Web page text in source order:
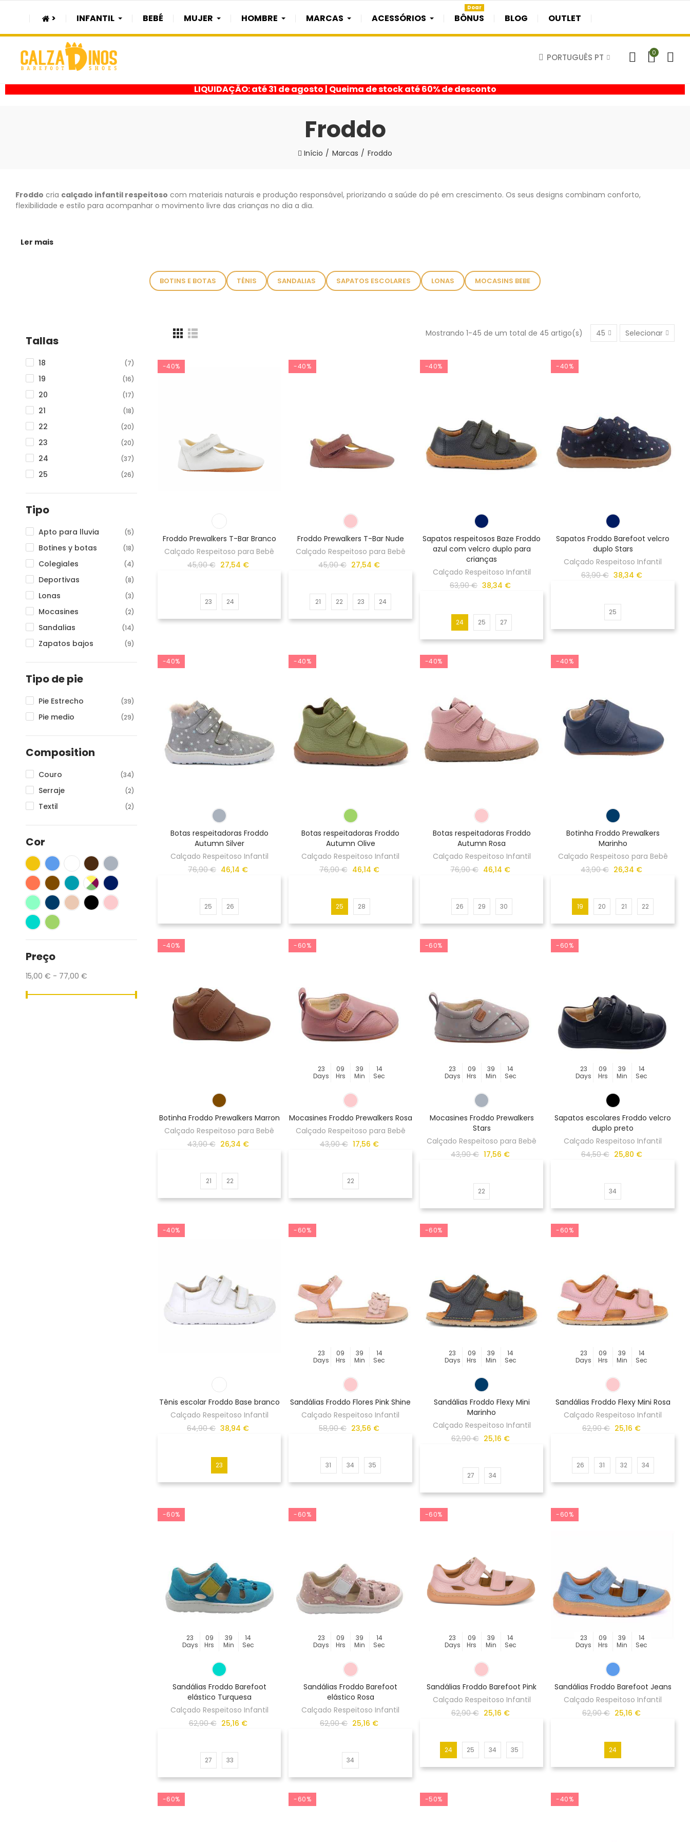
> INFANTIL BEBÉ MUJER HOMBRE MARCAS ACESSÓRIOS BÔNUS
Doar
BLOG OUTLET
PORTUGUÊS PT 0
LIQUIDAÇÃO: até 31 de agosto | Queima de stock até 60% de desconto
Froddo
Início Marcas Froddo
Froddo cria calçado infantil respeitoso com materiais naturais e produção responsável, priorizando a saúde do pé em crescimento. Os seus designs combinam conforto,
flexibilidade e estilo para acompanhar o movimento livre das crianças no dia a dia.
Ler mais
BOTINS E BOTAS TÉNIS SANDALIAS SAPATOS ESCOLARES LONAS MOCASINS BEBE
Tallas
18 (7)
19 (16)
20 (17)
21 (18)
22 (20)
23 (20)
24 (37)
25 (26)
26
27
29 (26)
(26)
(26)
(26)
(26)
(25)
(25)
(9)
37
38
39 (3)
40 (3)
Tipo
Apto para lluvia (5)
Botines y botas (18)
Colegiales (4)
Deportivas (8)
Lonas (3)
Mocasines (2)
Sandalias (14)
Zapatos bajos (9)
Tipo de pie
Pie Estrecho (39)
Pie medio (29)
Composition
Couro (34)
Serraje (2)
Textil (2)
Cor
Preço
15,00 € - 77,00 €
Mostrando 1-45 de um total de 45 artigo(s) 45 Selecionar
-40%
Froddo Prewalkers T-Bar Branco
Calçado Respeitoso para Bebê
45,90 € 27,54 €
23 24
-40%
Froddo Prewalkers T-Bar Nude
Calçado Respeitoso para Bebê
45,90 € 27,54 €
21 22 23 24
-40%
Sapatos respeitosos Baze Froddo
azul com velcro duplo para
crianças
Calçado Respeitoso Infantil
63,90 € 38,34 €
24 25 27
-40%
Sapatos Froddo Barefoot velcro
duplo Stars
Calçado Respeitoso Infantil
63,90 € 38,34 €
25
-40%
Botas respeitadoras Froddo
Autumn Silver
Calçado Respeitoso Infantil
76,90 € 46,14 €
25 26
-40%
Botas respeitadoras Froddo
Autumn Olive
Calçado Respeitoso Infantil
76,90 € 46,14 €
25 28
-40%
Botas respeitadoras Froddo
Autumn Rosa
Calçado Respeitoso Infantil
76,90 € 46,14 €
26 29 30
-40%
Botinha Froddo Prewalkers
Marinho
Calçado Respeitoso para Bebê
43,90 € 26,34 €
19 20 21 22
-40%
Botinha Froddo Prewalkers Marron
Calçado Respeitoso para Bebê
43,90 € 26,34 €
21 22
-60%
23
Days
09
Hrs
39
Min
14
Sec
Mocasines Froddo Prewalkers Rosa
Calçado Respeitoso para Bebê
43,90 € 17,56 €
22
-60%
23
Days
09
Hrs
39
Min
14
Sec
Mocasines Froddo Prewalkers
Stars
Calçado Respeitoso para Bebê
43,90 € 17,56 €
22
-60%
23
Days
09
Hrs
39
Min
14
Sec
Sapatos escolares Froddo velcro
duplo preto
Calçado Respeitoso Infantil
64,50 € 25,80 €
34
-40%
Tênis escolar Froddo Base branco
Calçado Respeitoso Infantil
64,90 € 38,94 €
23
-60%
23
Days
09
Hrs
39
Min
14
Sec
Sandálias Froddo Flores Pink Shine
Calçado Respeitoso Infantil
58,90 € 23,56 €
31 34 35
-60%
23
Days
09
Hrs
39
Min
14
Sec
Sandálias Froddo Flexy Mini
Marinho
Calçado Respeitoso Infantil
62,90 € 25,16 €
27 34
-60%
23
Days
09
Hrs
39
Min
14
Sec
Sandálias Froddo Flexy Mini Rosa
Calçado Respeitoso Infantil
62,90 € 25,16 €
26 31 32 34
-60%
23
Days
09
Hrs
39
Min
14
Sec
Sandálias Froddo Barefoot
elástico Turquesa
Calçado Respeitoso Infantil
62,90 € 25,16 €
27 33
-60%
23
Days
09
Hrs
39
Min
14
Sec
Sandálias Froddo Barefoot
elástico Rosa
Calçado Respeitoso Infantil
62,90 € 25,16 €
34
-60%
23
Days
09
Hrs
39
Min
14
Sec
Sandálias Froddo Barefoot Pink
Calçado Respeitoso Infantil
62,90 € 25,16 €
24 25 34 35
-60%
23
Days
09
Hrs
39
Min
14
Sec
Sandálias Froddo Barefoot Jeans
Calçado Respeitoso Infantil
62,90 € 25,16 €
24
-60% -60% -50% -40%